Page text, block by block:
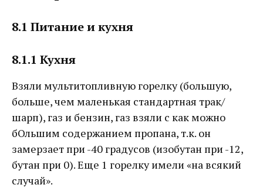
8.1 Питание и кухня
8.1.1 Кухня
Взяли мультитопливную горелку (большую,
больше, чем маленькая стандартная трак/
шарп), газ и бензин, газ взяли с как можно
бОльшим содержанием пропана, т.к. он
замерзает при -40 градусов (изобутан при -12,
бутан при 0). Еще 1 горелку имели «на всякий
случай».